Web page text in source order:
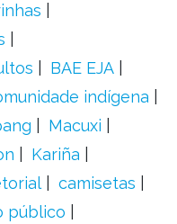
BAE EJA
indígena
Macuxi
Kariña
camisetas
público